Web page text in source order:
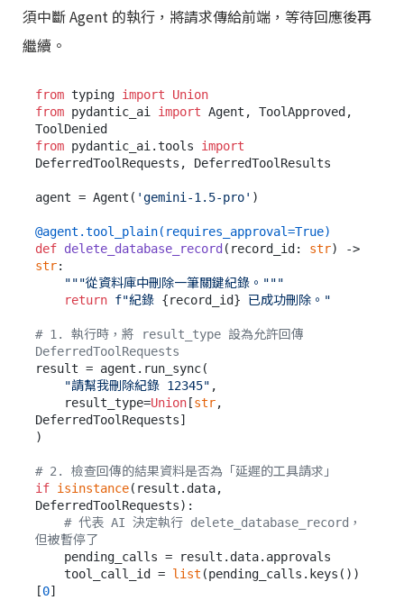
須中斷 Agent 的執行，將請求傳給前端，等待回應後再
繼續。
from typing import
Union
from pydantic_ai import Agent, ToolApproved,
from pydantic_ai.tools import
DeferredToolRequests, DeferredToolResults
agent = Agent( 'gemini-1.5-pro' )
@agent.tool_plain( requires_approval=True)
def delete_database_record ( record_id: str
str:
"""從資料庫中刪除一筆關鍵紀錄。"""
return f"紀錄 {record_id} 已成功刪除。"
# 1. 執行時，將 result_type 設為允許回傳
DeferredToolRequests
result = agent.run_sync(
"請幫我刪除紀錄 12345" ,
    result_type=
Union [str,
DeferredToolRequests]
)
# 2. 檢查回傳的結果資料是否為「延遲的工具請求」
if isinstance(result.data,
DeferredToolRequests):
# 代表 AI 決定執行 delete_database_record，
但被暫停了
    tool_call_id =
list (pending_calls.keys())
[0]